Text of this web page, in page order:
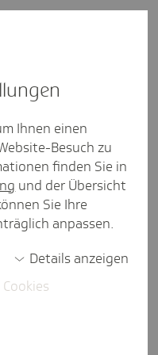
auf tk.de möchten
und
Möglichkeit
Fragestellungen zu
zu
Tipps für
Ihnen einen
Besuch zu
finden Sie in
und der Übersicht
Sie Ihre
anpassen.
Details anzeigen